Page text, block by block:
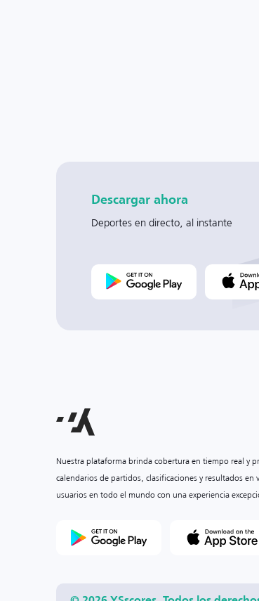
Descargar ahora
Deportes en directo, al instante
Nuestra plataforma brinda cobertura en tiempo real y
calendarios de partidos, clasificaciones y resultados
usuarios en todo el mundo con una experiencia